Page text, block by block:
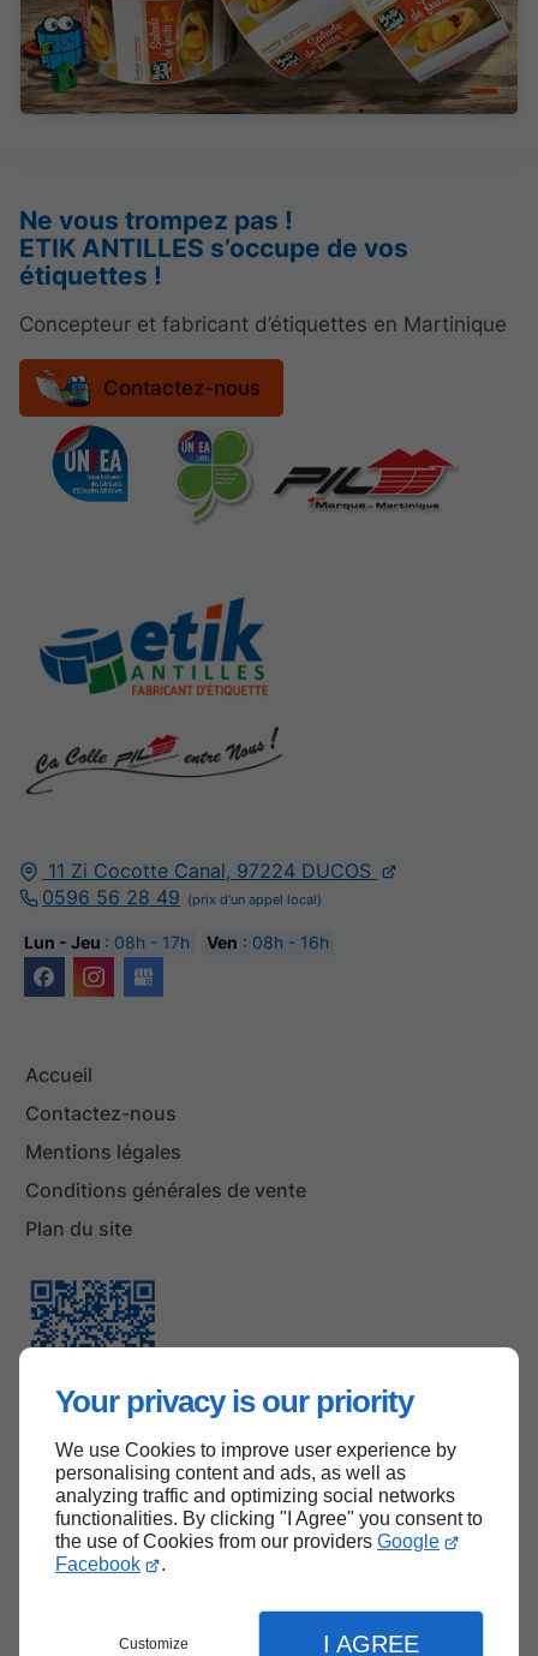
Your privacy is our priority
We use Cookies to improve user experience by
personalising content and ads, as well as
analyzing traffic and optimizing social networks
functionalities. By clicking "I Agree" you consent to
the use of Cookies from our providers Google
Facebook
.
Customize I AGREE
11 Zi Cocotte Canal, 97224 DUCOS
0596 56 28 49
Lun - Jeu : 08h - 17h Ven : 08h - 16h
Accueil
Contactez-nous
Mentions légales
Conditions générales de vente
Plan du site
Ne vous trompez pas !
ETIK ANTILLES s’occupe de vos
étiquettes !
Concepteur et fabricant d’étiquettes en Martinique
Contactez-nous
Haut de page